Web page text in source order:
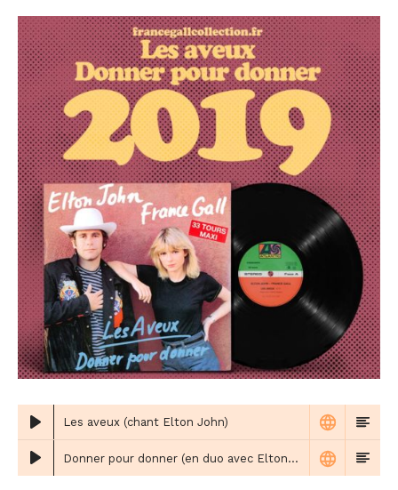
Les aveux (chant Elton John)
Donner pour donner (en duo avec Elton John)